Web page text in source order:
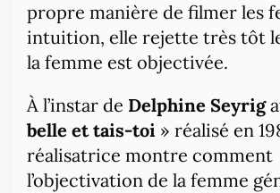
propre manière de filmer les
intuition, elle rejette très tôt
la femme est objectivée.
À l’instar de Delphine Seyrig
belle et tais-toi » réalisé en
réalisatrice montre comment
l’objectivation de la femme